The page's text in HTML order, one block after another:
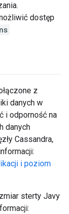
dostęp
z
danych w
i odporność na
danych
Cassandra,
i poziom
sterty Javy